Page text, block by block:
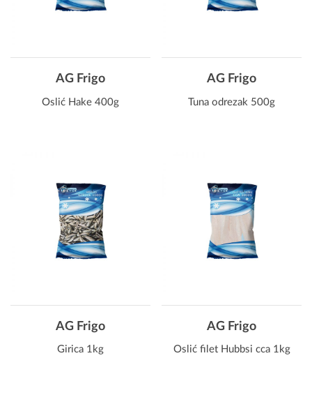
AG Frigo
Oslić Hake 400g
AG Frigo
Tuna odrezak 500g
AG Frigo
Girica 1kg
AG Frigo
Oslić filet Hubbsi cca 1kg